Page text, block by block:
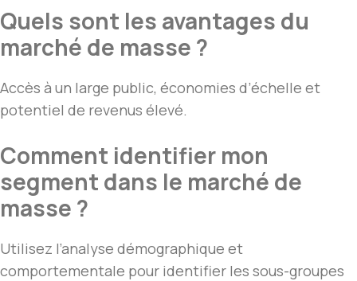
Quels sont les avantages du
marché de masse ?
Accès à un large public, économies d’échelle et
potentiel de revenus élevé.
Comment identifier mon
segment dans le marché de
masse ?
Utilisez l’analyse démographique et
comportementale pour identifier les sous-groupes